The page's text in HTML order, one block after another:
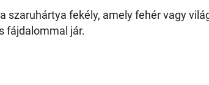
szaruhártya fekély, amely fehér vagy
fájdalommal jár.